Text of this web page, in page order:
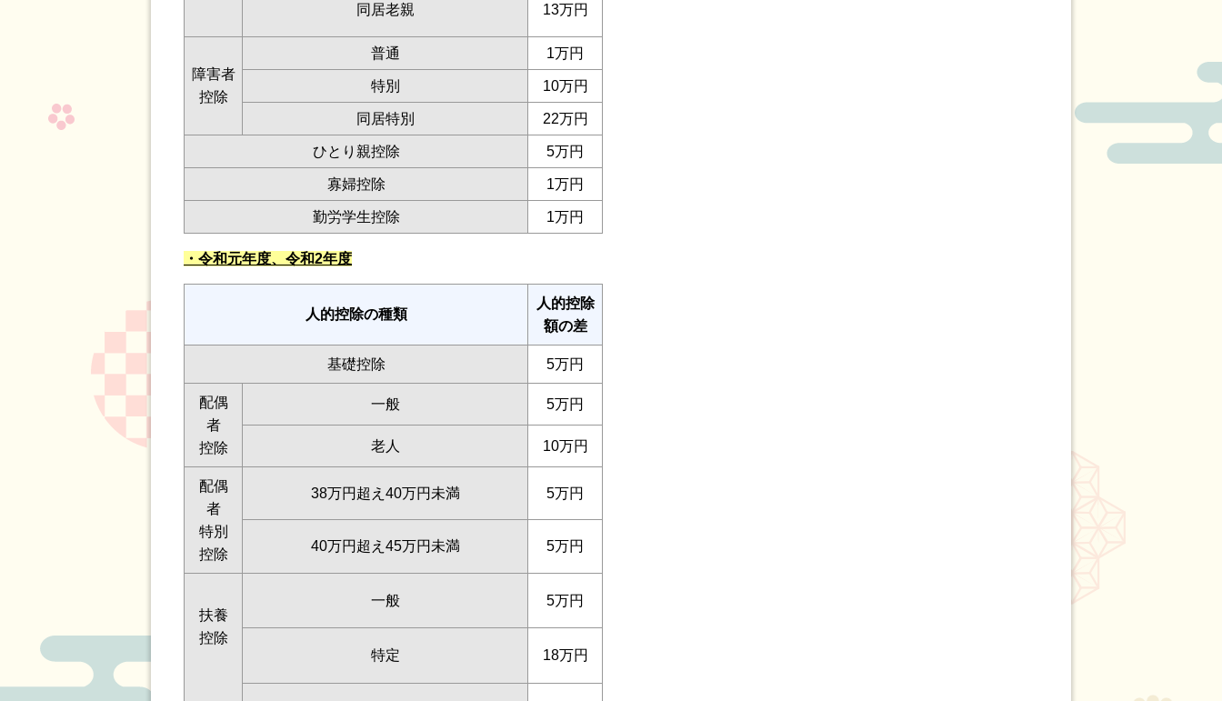
同居老親 13万円
障害者
控除
普通 1万円
特別 10万円
同居特別 22万円
ひとり親控除 5万円
寡婦控除 1万円
勤労学生控除 1万円
・令和元年度、令和2年度
人的控除の種類
人的控除
額の差
基礎控除 5万円
配偶
者
控除
一般 5万円
老人 10万円
配偶
者
特別
控除
38万円超え40万円未満 5万円
40万円超え45万円未満 5万円
扶養
控除
一般 5万円
特定 18万円